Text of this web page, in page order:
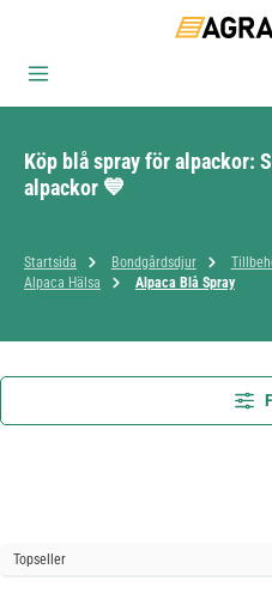
Köp blå spray för alpackor:
alpackor 💙
Startsida Bondgårdsdjur
Alpaca Hälsa
Alpaca Blå Spray